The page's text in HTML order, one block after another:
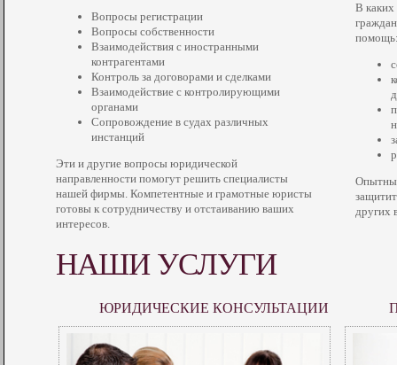
Вопросы регистрации
Вопросы собственности
Взаимодействия с иностранными
контрагентами
Контроль за договорами и сделками
Взаимодействие с контролирующими
органами
Сопровождение в судах различных
инстанций
Эти и другие вопросы юридической
направленности помогут решить специалисты
нашей фирмы. Компетентные и грамотные юристы
готовы к сотрудничеству и отстаиванию ваших
интересов.
В каких
других
НАШИ УСЛУГИ
ЮРИДИЧЕСКИЕ КОНСУЛЬТАЦИИ